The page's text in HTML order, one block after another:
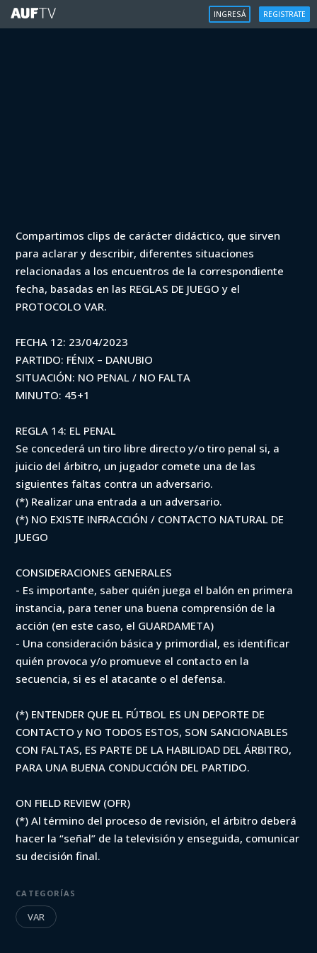
INGRESÁ REGISTRATE
VAR - Apertura 2023 - Fénix vs
Danubio (min. 45+1)
Iniciá sesión para ver
Compartimos clips de carácter didáctico, que sirven
para aclarar y describir, diferentes situaciones
relacionadas a los encuentros de la correspondiente
fecha, basadas en las REGLAS DE JUEGO y el
PROTOCOLO VAR.
FECHA 12: 23/04/2023
PARTIDO: FÉNIX – DANUBIO
SITUACIÓN: NO PENAL / NO FALTA
MINUTO: 45+1
REGLA 14: EL PENAL
Se concederá un tiro libre directo y/o tiro penal si, a
juicio del árbitro, un jugador comete una de las
siguientes faltas contra un adversario.
(*) Realizar una entrada a un adversario.
(*) NO EXISTE INFRACCIÓN / CONTACTO NATURAL DE
JUEGO
CONSIDERACIONES GENERALES
- Es importante, saber quién juega el balón en primera
instancia, para tener una buena comprensión de la
acción (en este caso, el GUARDAMETA)
- Una consideración básica y primordial, es identificar
quién provoca y/o promueve el contacto en la
secuencia, si es el atacante o el defensa.
(*) ENTENDER QUE EL FÚTBOL ES UN DEPORTE DE
CONTACTO y NO TODOS ESTOS, SON SANCIONABLES
CON FALTAS, ES PARTE DE LA HABILIDAD DEL ÁRBITRO,
PARA UNA BUENA CONDUCCIÓN DEL PARTIDO.
ON FIELD REVIEW (OFR)
(*) Al término del proceso de revisión, el árbitro deberá
hacer la “señal” de la televisión y enseguida, comunicar
su decisión final.
CATEGORÍAS
VAR